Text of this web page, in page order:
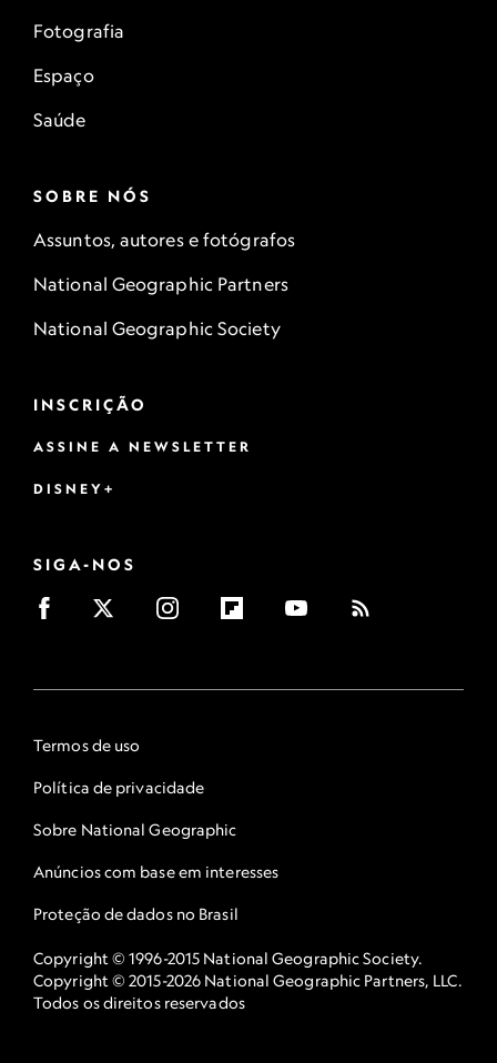
Fotografia
Espaço
Saúde
SOBRE NÓS
Assuntos, autores e fotógrafos
National Geographic Partners
National Geographic Society
INSCRIÇÃO
ASSINE A NEWSLETTER
DISNEY+
SIGA-NOS
Termos de uso
Política de privacidade
Sobre National Geographic
Anúncios com base em interesses
Proteção de dados no Brasil
Copyright © 1996-2015 National Geographic Society.
Copyright © 2015-2026 National Geographic Partners, LLC.
Todos os direitos reservados